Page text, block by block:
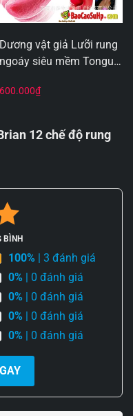
Dương vật giả Lưỡi rung
ngoáy siêu mềm Tongue
600.000₫
12 chế độ rung
BÌNH
100% | 3 đánh giá
0% | 0 đánh giá
0% | 0 đánh giá
0% | 0 đánh giá
0% | 0 đánh giá